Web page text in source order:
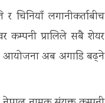
चिनियाँ लगानीकर्ताबीच
कम्पनी प्रालिले सबै शेयर
आयोजना अब अगाडि बढ्ने